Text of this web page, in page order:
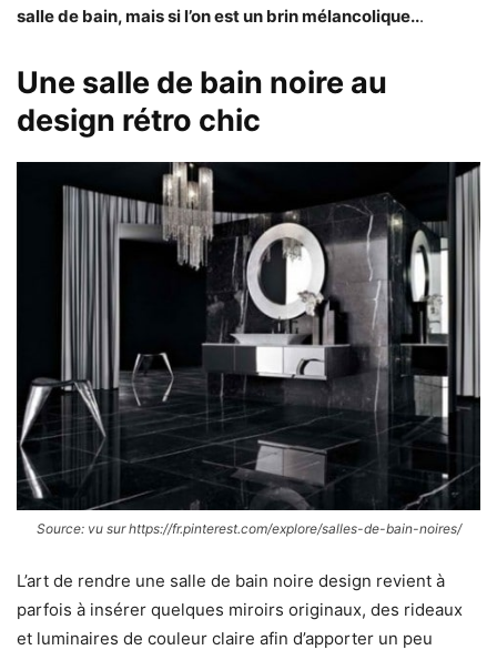
salle de bain, mais si l’on est un brin mélancolique...
Une salle de bain noire au
design rétro chic
Source: vu sur https://fr.pinterest.com/explore/salles-de-bain-noires/
L’art de rendre une salle de bain noire design revient à
parfois à insérer quelques miroirs originaux, des rideaux
et luminaires de couleur claire afin d’apporter un peu